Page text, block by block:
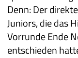
Denn: Der
Juniors, die das
Vorrunde Ende
entschieden